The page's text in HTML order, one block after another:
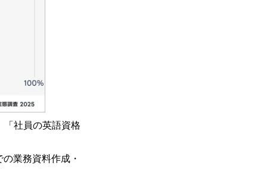
「社員の英語資格
業務資料作成・